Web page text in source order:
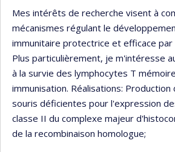
Mes intérêts de recherche visent à
mécanismes régulant le
immunitaire protectrice et efficace par
Plus particulièrement, je m'intéresse
à la survie des lymphocytes T
immunisation. Réalisations: Production
souris déficientes pour l'expression
classe II du complexe majeur
de la recombinaison homologue;